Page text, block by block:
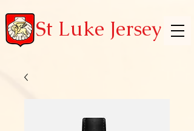
St Luke Jersey